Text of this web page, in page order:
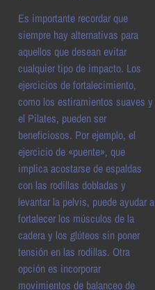
Es importante recordar que
siempre hay alternativas para
aquellos que desean evitar
cualquier tipo de impacto. Los
ejercicios de fortalecimiento,
como los estiramientos suaves y
el Pilates, pueden ser
beneficiosos. Por ejemplo, el
ejercicio de «puente», que
implica acostarse de espaldas
con las rodillas dobladas y
levantar la pelvis, puede ayudar a
fortalecer los músculos de la
cadera y los glúteos sin poner
tensión en las rodillas. Otra
opción es incorporar
movimientos de balanceo de